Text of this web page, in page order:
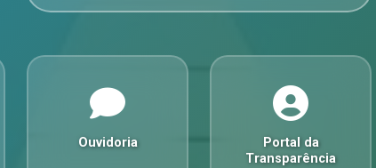
Ouvidoria
Portal da
Transparência